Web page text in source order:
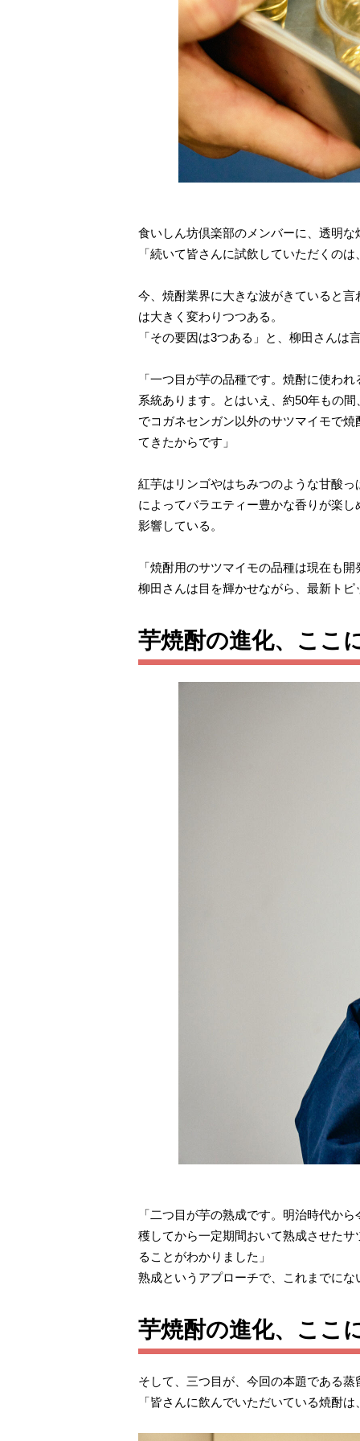
食いしん坊倶楽部のメンバーに、透明
「続いて皆さんに試飲していただくの
今、焼酎業界に大きな波がきていると
は大きく変わりつつある。
「その要因は3つある」と、柳田さんは
「一つ目が芋の品種です。焼酎に使わ
系統あります。とはいえ、約50年もの
でコガネセンガン以外のサツマイモで
てきたからです」
紅芋はリンゴやはちみつのような甘酸
によってバラエティー豊かな香りが楽
影響している。
「焼酎用のサツマイモの品種は現在も
柳田さんは目を輝かせながら、最新ト
芋焼酎の進化、こ
「二つ目が芋の熟成です。明治時代か
穫してから一定期間おいて熟成させた
ることがわかりました」
熟成というアプローチで、これまでに
芋焼酎の進化、こ
そして、三つ目が、今回の本題である
「皆さんに飲んでいただいている焼酎